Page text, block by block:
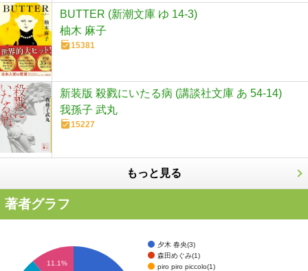
BUTTER (新潮文庫 ゆ 14-3)
柚木 麻子
15381
新装版 殺戮にいたる病 (講談社文庫 あ 54-14)
我孫子 武丸
15227
もっと見る
著者グラフ
夕木 春央(3)
森田めぐみ(1)
piro piro piccolo(1)
11.1%